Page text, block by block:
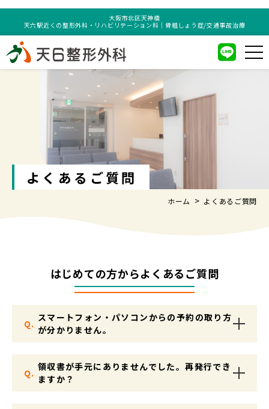
大阪市北区天神橋
天六駅近くの整形外科・リハビリテーション科｜骨粗しょう症/交通事故治療
ホーム よくあるご質問
よくあるご質問
はじめての方からよくあるご質問
Q.
スマートフォン・パソコンからの予約の取り方
が分かりません。
Q.
領収書が手元にありませんでした。再発行でき
ますか？